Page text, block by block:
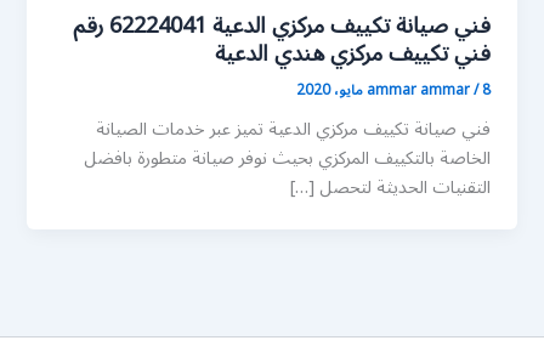
فني صيانة تكييف مركزي الدعية 62224041 رقم
فني تكييف مركزي هندي الدعية
ammar ammar/8 مايو، 2020
فني صيانة تكييف مركزي الدعية تميز عبر خدمات الصيانة
الخاصة بالتكييف المركزي بحيث نوفر صيانة متطورة بافضل
التقنيات الحديثة لتحصل […]